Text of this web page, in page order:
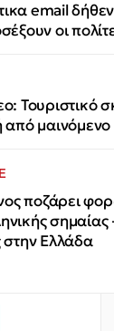
email
οι
Τουριστικό
από
ποζάρει
στην Ελλάδα